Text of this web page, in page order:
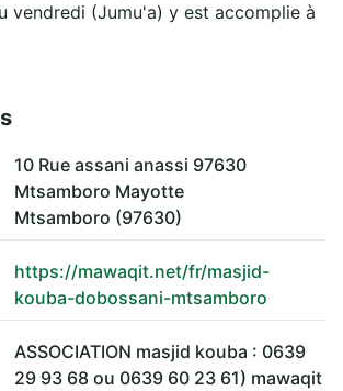
vendredi (Jumu'a) y est accomplie à
10 Rue assani anassi 97630
Mtsamboro Mayotte
Mtsamboro (97630)
https://mawaqit.net/fr/masjid-
kouba-dobossani-mtsamboro
ASSOCIATION masjid kouba : 0639
29 93 68 ou 0639 60 23 61) mawaqit